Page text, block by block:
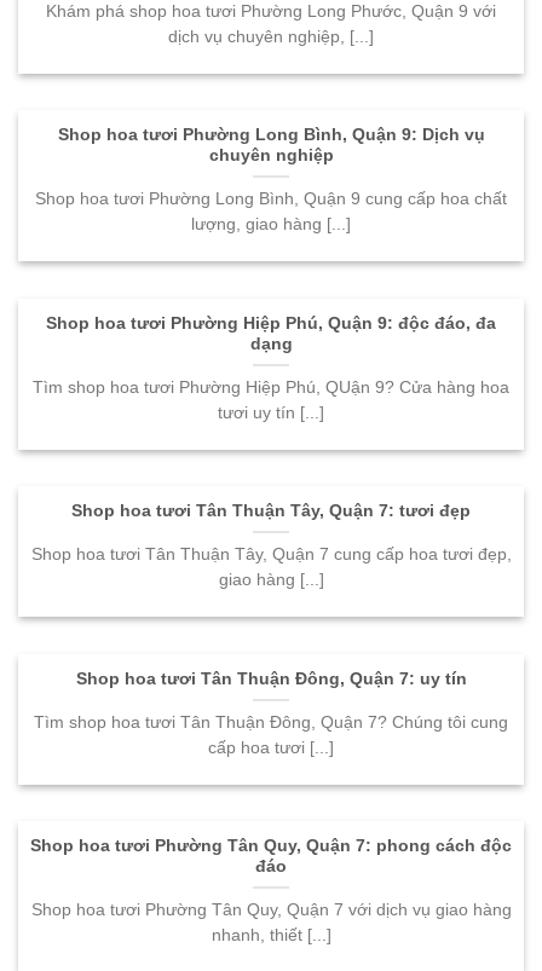
Khám phá shop hoa tươi Phường Long Phước, Quận 9 với
dịch vụ chuyên nghiệp, [...]
Shop hoa tươi Phường Long Bình, Quận 9: Dịch vụ
chuyên nghiệp
Shop hoa tươi Phường Long Bình, Quận 9 cung cấp hoa chất
lượng, giao hàng [...]
Shop hoa tươi Phường Hiệp Phú, Quận 9: độc đáo, đa
dạng
Tìm shop hoa tươi Phường Hiệp Phú, QUận 9? Cửa hàng hoa
tươi uy tín [...]
Shop hoa tươi Tân Thuận Tây, Quận 7: tươi đẹp
Shop hoa tươi Tân Thuận Tây, Quận 7 cung cấp hoa tươi đẹp,
giao hàng [...]
Shop hoa tươi Tân Thuận Đông, Quận 7: uy tín
Tìm shop hoa tươi Tân Thuận Đông, Quận 7? Chúng tôi cung
cấp hoa tươi [...]
Shop hoa tươi Phường Tân Quy, Quận 7: phong cách độc
đáo
Shop hoa tươi Phường Tân Quy, Quận 7 với dịch vụ giao hàng
nhanh, thiết [...]